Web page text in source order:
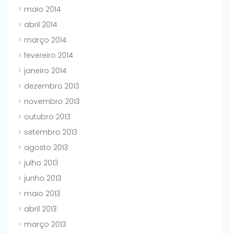
maio 2014
abril 2014
março 2014
fevereiro 2014
janeiro 2014
dezembro 2013
novembro 2013
outubro 2013
setembro 2013
agosto 2013
julho 2013
junho 2013
maio 2013
abril 2013
março 2013